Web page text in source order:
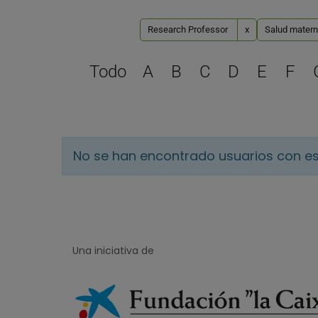
Research Professor x Salud
Todo A B C D E F
No se han encontrado usuarios con
Una iniciativa de